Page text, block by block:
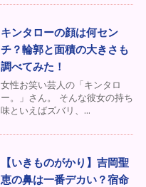
キンタローの顔は何セン
チ？輪郭と面積の大きさも
調べてみた！
女性お笑い芸人の「キンタロ
ー。」さん。 そんな彼女の持ち
味といえばズバリ、...
【いきものがかり】吉岡聖
恵の鼻は一番デカい？宿命